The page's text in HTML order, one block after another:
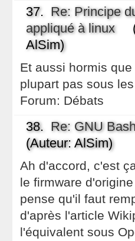
37. Re: Principe
appliqué à linux
AlSim)
Et aussi hormis
plupart pas sous
Forum: Débats
38. Re: GNU
(Auteur: AlSim)
Ah d'accord, c'est
le firmware
pense qu'il faut
d'après l'article
l'équivalent sous